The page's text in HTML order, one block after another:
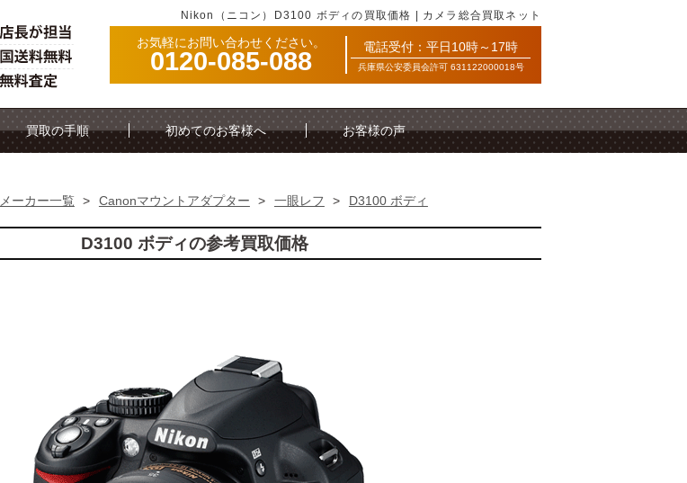
Nikon（ニコン）D3100 ボディの買取価格 | カメラ総合買取ネット
お気軽にお問い合わせください。
0120-085-088 電話受付：平日10時～17時
兵庫県公安委員会許可 631122000018号
買取の手順 初めてのお客様へ お客様の声
メーカー一覧 > Canonマウントアダプター > 一眼レフ > D3100 ボディ
D3100 ボディの参考買取価格